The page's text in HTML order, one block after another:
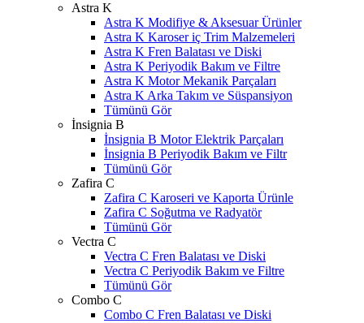
Astra K
Astra K Modifiye & Aksesuar Ürünler
Astra K Karoser iç Trim Malzemeleri
Astra K Fren Balatası ve Diski
Astra K Periyodik Bakım ve Filtre
Astra K Motor Mekanik Parçaları
Astra K Arka Takım ve Süspansiyon
Tümünü Gör
İnsignia B
İnsignia B Motor Elektrik Parçaları
İnsignia B Periyodik Bakım ve Filtr
Tümünü Gör
Zafira C
Zafira C Karoseri ve Kaporta Ürünle
Zafira C Soğutma ve Radyatör
Tümünü Gör
Vectra C
Vectra C Fren Balatası ve Diski
Vectra C Periyodik Bakım ve Filtre
Tümünü Gör
Combo C
Combo C Fren Balatası ve Diski